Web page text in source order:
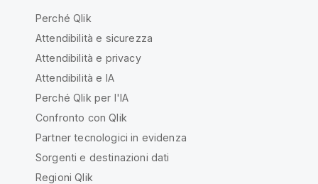
Perché Qlik
Attendibilità e sicurezza
Attendibilità e privacy
Attendibilità e IA
Perché Qlik per l'IA
Confronto con Qlik
Partner tecnologici in evidenza
Sorgenti e destinazioni dati
Regioni Qlik